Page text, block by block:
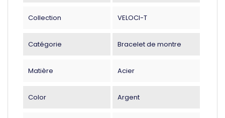
Collection VELOCI-T
Catégorie Bracelet de montre
Matière Acier
Color Argent